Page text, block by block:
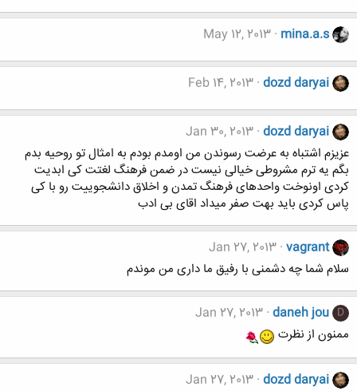
mina.a.s
May 12, 2013
dozd daryai
Feb 14, 2013
dozd daryai
Jan 30, 2013
عزیزم اشتباه به عرضت رسوندن من اومدم بودم به امثال تو روحیه بدم
بگم یه ترم مشروطی خیالی نیست در ضمن فرهنگ لغتت کی ابدیت
کردی اونوخت واحدهای فرهنگ تمدن و اخلاق دانشجوییت رو با کی
پاس کردی باید بهت صفر میداد اقای بی ادب
vagrant
Jan 27, 2013
سلام شما چه دشمنی با رفیق ما داری من موندم
D
daneh jou
Jan 27, 2013
ممنون از نظرت
dozd daryai
Jan 27, 2013